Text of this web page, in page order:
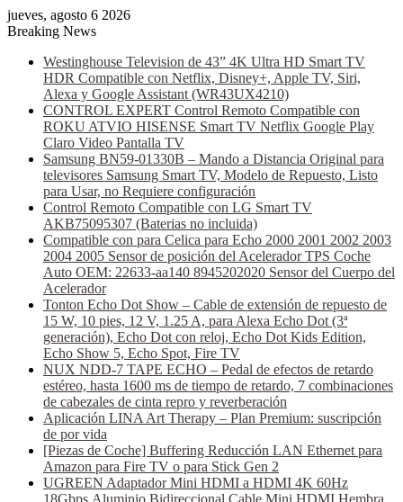
jueves, agosto 6 2026
Breaking News
Westinghouse Television de 43” 4K Ultra HD Smart TV
HDR Compatible con Netflix, Disney+, Apple TV, Siri,
Alexa y Google Assistant (WR43UX4210)
CONTROL EXPERT Control Remoto Compatible con
ROKU ATVIO HISENSE Smart TV Netflix Google Play
Claro Video Pantalla TV
Samsung BN59-01330B – Mando a Distancia Original para
televisores Samsung Smart TV, Modelo de Repuesto, Listo
para Usar, no Requiere configuración
Control Remoto Compatible con LG Smart TV
AKB75095307 (Baterias no incluida)
Compatible con para Celica para Echo 2000 2001 2002 2003
2004 2005 Sensor de posición del Acelerador TPS Coche
Auto OEM: 22633-aa140 8945202020 Sensor del Cuerpo del
Acelerador
Tonton Echo Dot Show – Cable de extensión de repuesto de
15 W, 10 pies, 12 V, 1.25 A, para Alexa Echo Dot (3ª
generación), Echo Dot con reloj, Echo Dot Kids Edition,
Echo Show 5, Echo Spot, Fire TV
NUX NDD-7 TAPE ECHO – Pedal de efectos de retardo
estéreo, hasta 1600 ms de tiempo de retardo, 7 combinaciones
de cabezales de cinta repro y reverberación
Aplicación LINA Art Therapy – Plan Premium: suscripción
de por vida
[Piezas de Coche] Buffering Reducción LAN Ethernet para
Amazon para Fire TV o para Stick Gen 2
UGREEN Adaptador Mini HDMI a HDMI 4K 60Hz
18Gbps,Aluminio Bidireccional Cable Mini HDMI Hembra